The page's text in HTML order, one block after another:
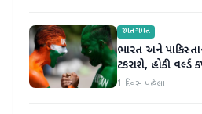
રમતગમત
ભારત અને
ટકરાશે, હોકી વર્લ્ડ
1 દિવસ પહેલા